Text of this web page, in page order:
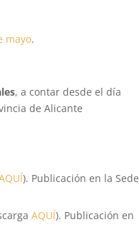
mayo.
, a contar desde el día
de Alicante
). Publicación en la Sede
AQUÍ). Publicación en